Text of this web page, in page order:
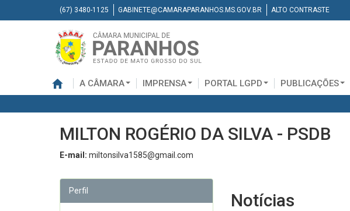
(67) 3480-1125 GABINETE@CAMARAPARANHOS.MS.GOV.BR ALTO CONTRASTE
A CÂMARA IMPRENSA PORTAL LGPD PUBLICAÇÕES
MILTON ROGÉRIO DA SILVA - PSDB
E-mail: miltonsilva1585@gmail.com
Perfil Notícias